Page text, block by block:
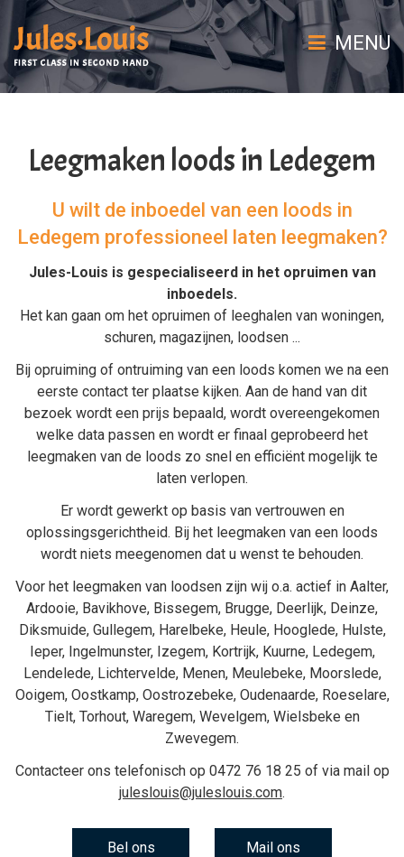
MENU
Leegmaken loods in Ledegem
U wilt de inboedel van een loods in
Ledegem professioneel laten leegmaken?
Jules-Louis is gespecialiseerd in het opruimen van
inboedels.
Het kan gaan om het opruimen of leeghalen van woningen,
schuren, magazijnen, loodsen ...
Bij opruiming of ontruiming van een loods komen we na een
eerste contact ter plaatse kijken. Aan de hand van dit
bezoek wordt een prijs bepaald, wordt overeengekomen
welke data passen en wordt er finaal geprobeerd het
leegmaken van de loods zo snel en efficiënt mogelijk te
laten verlopen.
Er wordt gewerkt op basis van vertrouwen en
oplossingsgerichtheid. Bij het leegmaken van een loods
wordt niets meegenomen dat u wenst te behouden.
Voor het leegmaken van loodsen zijn wij o.a. actief in Aalter,
Ardooie, Bavikhove, Bissegem, Brugge, Deerlijk, Deinze,
Diksmuide, Gullegem, Harelbeke, Heule, Hooglede, Hulste,
Ieper, Ingelmunster, Izegem, Kortrijk, Kuurne, Ledegem,
Lendelede, Lichtervelde, Menen, Meulebeke, Moorslede,
Ooigem, Oostkamp, Oostrozebeke, Oudenaarde, Roeselare,
Tielt, Torhout, Waregem, Wevelgem, Wielsbeke en
Zwevegem.
Contacteer ons telefonisch op 0472 76 18 25 of via mail op
juleslouis@juleslouis.com.
Bel ons Mail ons